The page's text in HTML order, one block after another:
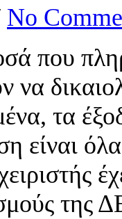
No
που
να
τα
είναι
της